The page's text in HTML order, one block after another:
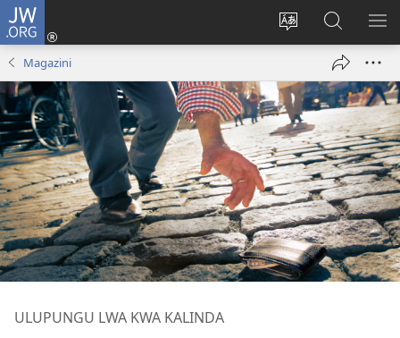
JW.ORG
Bikenipo
Isuleni
(yalaisula Fwayeni
pa
JW.ORG
Magazini
ULUPUNGU LWA KWA KALINDA